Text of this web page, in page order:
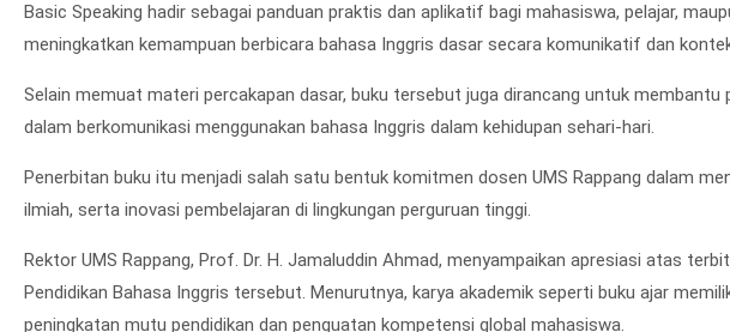
Basic Speaking hadir sebagai panduan praktis dan aplikatif bagi mahasiswa, pelajar,
meningkatkan kemampuan berbicara bahasa Inggris dasar secara komunikatif dan
Selain memuat materi percakapan dasar, buku tersebut juga dirancang untuk membantu
dalam berkomunikasi menggunakan bahasa Inggris dalam kehidupan sehari-hari.
Penerbitan buku itu menjadi salah satu bentuk komitmen dosen UMS Rappang dalam
ilmiah, serta inovasi pembelajaran di lingkungan perguruan tinggi.
Rektor UMS Rappang, Prof. Dr. H. Jamaluddin Ahmad, menyampaikan apresiasi atas
Pendidikan Bahasa Inggris tersebut. Menurutnya, karya akademik seperti buku ajar
peningkatan mutu pendidikan dan penguatan kompetensi global mahasiswa.